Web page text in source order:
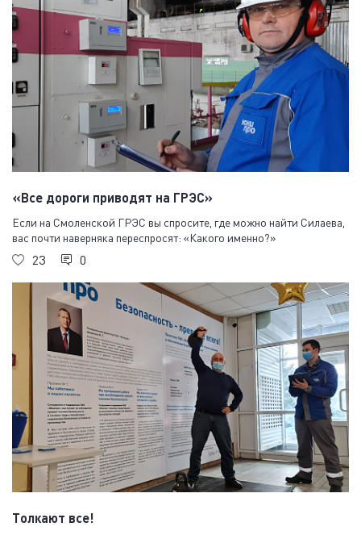
«Все дороги приводят на ГРЭС»
Если на Смоленской ГРЭС вы спросите, где можно найти Силаева,
вас почти наверняка переспросят: «Какого именно?»
23 0
Толкают все!